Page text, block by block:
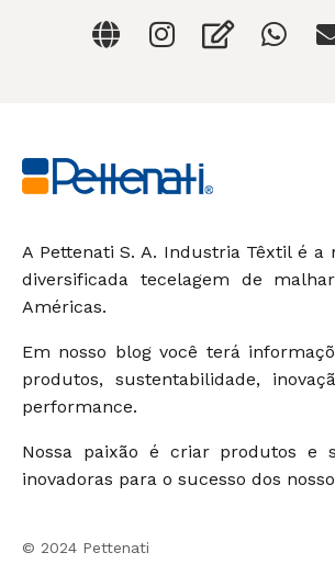
A Pettenati S. A. Industria Têxtil é a
diversificada tecelagem de
Américas.
Em nosso blog você terá
produtos, sustentabilidade,
performance.
Nossa paixão é criar produtos e
inovadoras para o sucesso dos
© 2024 Pettenati